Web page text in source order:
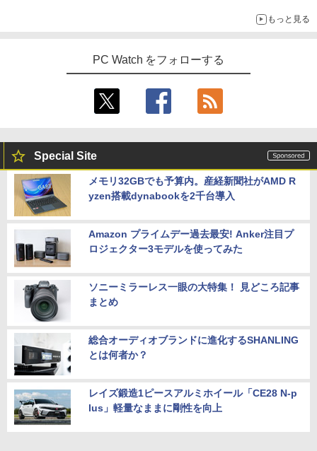
もっと見る
PC Watch をフォローする
Special Site
メモリ32GBでも予算内。産経新聞社がAMD R
yzen搭載dynabookを2千台導入
Amazon プライムデー過去最安! Anker注目プ
ロジェクター3モデルを使ってみた
ソニーミラーレス一眼の大特集！ 見どころ記事
まとめ
総合オーディオブランドに進化するSHANLING
とは何者か？
レイズ鍛造1ピースアルミホイール「CE28 N-p
lus」軽量なままに剛性を向上